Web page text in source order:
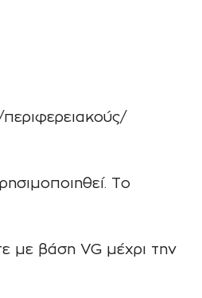
Το
με βάση VG μέχρι την